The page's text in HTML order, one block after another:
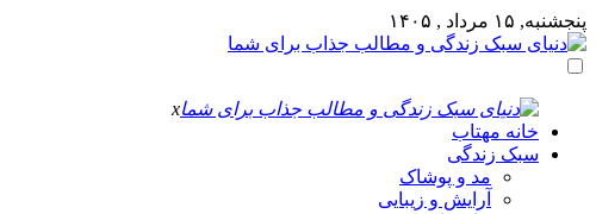
پنجشنبه, ۱۵ مرداد , ۱۴۰۵
x
خانه مهتاب
سبک زندگی
مد و پوشاک
آرایش و زیبایی